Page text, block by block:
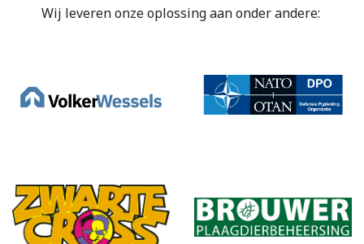
Wij leveren onze oplossing aan onder andere: